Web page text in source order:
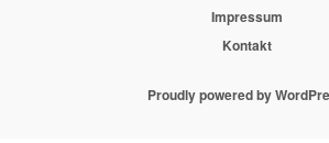
Impressum
Kontakt
Proudly powered by